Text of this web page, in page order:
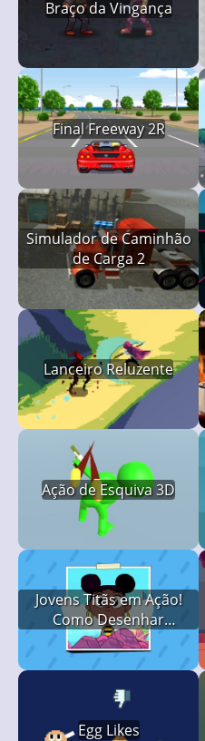
Braço da Vingança
Final Freeway 2R
Simulador de Caminhão
de Carga 2
Lanceiro Reluzente
Ação de Esquiva 3D
Jovens Titãs em Ação!
Como Desenhar
Bumblebeee
Egg Likes